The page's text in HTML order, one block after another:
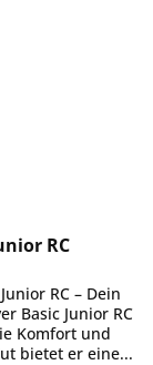
RC
RC – Dein
Basic Junior RC
Komfort und
bietet er eine...